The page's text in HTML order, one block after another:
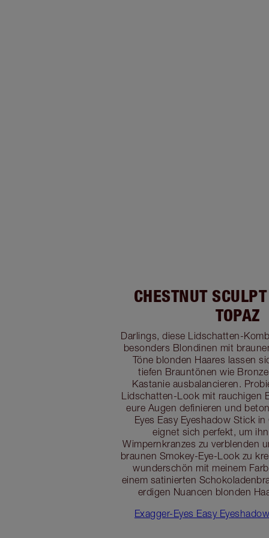
CHESTNUT
TOPAZ
Darlings, diese Lidschatten-
besonders Blondinen mit
Töne blonden Haares lassen
tiefen Brauntönen wie
Kastanie ausbalancieren.
Lidschatten-Look mit rauchigen
eure Augen definieren und
Eyes Easy Eyeshadow Stick
eignet sich perfekt, um
Wimpernkranzes zu verblenden
braunen Smokey-Eye-Look zu
wunderschön mit meinem
einem satinierten
erdigen Nuancen blonden
Exagger-Eyes Easy